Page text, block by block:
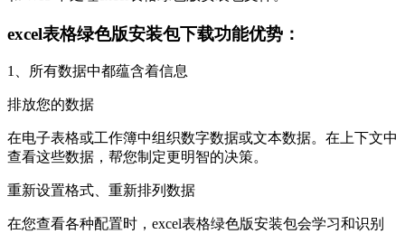
excel表格绿色版安装包下载功能优势：
1、所有数据中都蕴含着信息
排放您的数据
在电子表格或工作簿中组织数字数据或文本数据。在上下文中
查看这些数据，帮您制定更明智的决策。
重新设置格式、重新排列数据
在您查看各种配置时，excel表格绿色版安装包会学习和识别